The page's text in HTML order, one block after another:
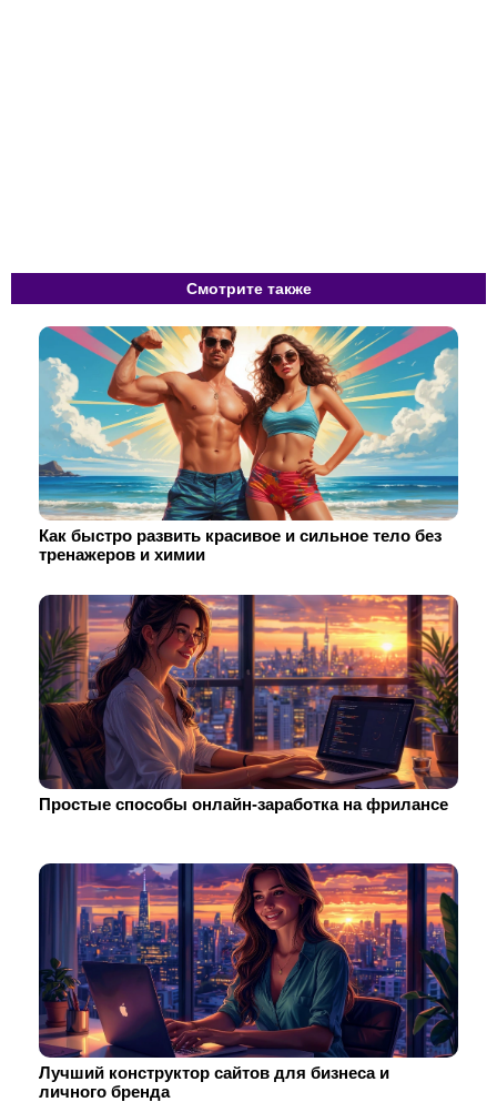
Смотрите также
Как быстро развить красивое и сильное тело без
тренажеров и химии
Простые способы онлайн-заработка на фрилансе
Лучший конструктор сайтов для бизнеса и
личного бренда